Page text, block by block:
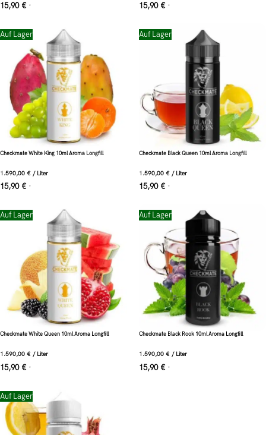
15,90 € * 15,90 € *
Auf Lager
Checkmate White King 10ml Aroma Longfill
1.590,00 € / Liter
15,90 € *
Auf Lager
Checkmate Black Queen 10ml Aroma Longfill
1.590,00 € / Liter
15,90 € *
Auf Lager
Checkmate White Queen 10ml Aroma Longfill
1.590,00 € / Liter
15,90 € *
Auf Lager
Checkmate Black Rook 10ml Aroma Longfill
1.590,00 € / Liter
15,90 € *
Auf Lager